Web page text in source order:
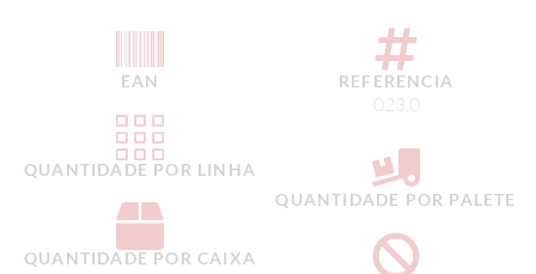
EAN
QUANTIDADE POR LINHA
QUANTIDADE POR CAIXA
REFERENCIA
023.0
QUANTIDADE POR PALETE